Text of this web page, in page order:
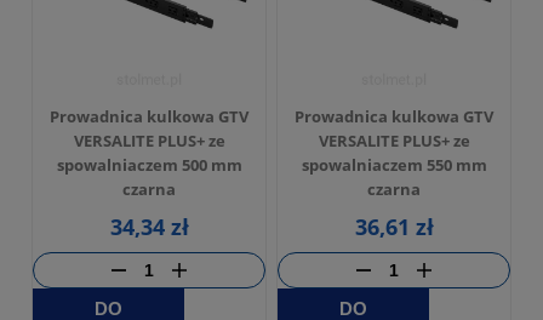
Prowadnica kulkowa GTV
VERSALITE PLUS+ ze
spowalniaczem 500 mm
czarna
34,34 zł
DO
Prowadnica kulkowa GTV
VERSALITE PLUS+ ze
spowalniaczem 550 mm
czarna
36,61 zł
DO